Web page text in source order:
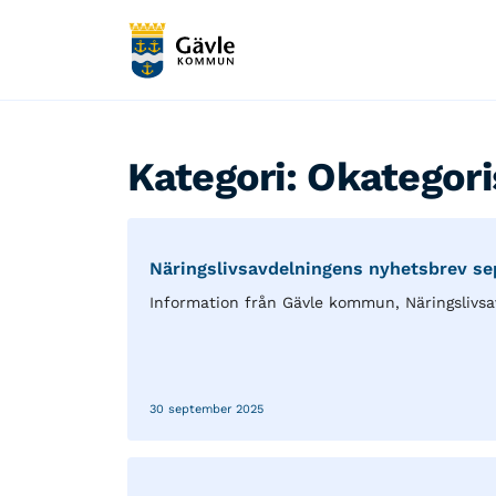
Kategori:
Näringslivsavdelningens nyhetsbrev
Information från Gävle kommun,
30 september 2025